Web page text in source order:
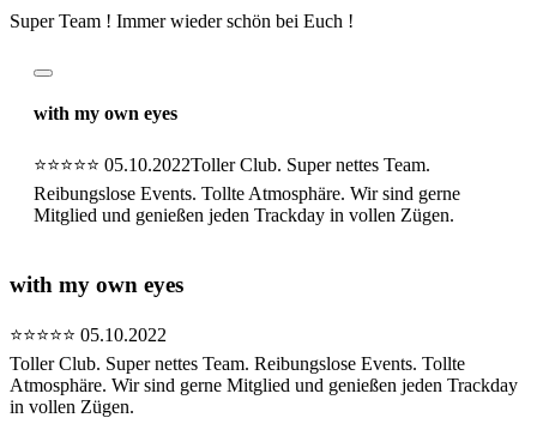
Super Team ! Immer wieder schön bei Euch !
with my own eyes
⭐⭐⭐⭐⭐ 05.10.2022Toller Club. Super nettes Team.
Reibungslose Events. Tollte Atmosphäre. Wir sind gerne
Mitglied und genießen jeden Trackday in vollen Zügen.
with my own eyes
⭐⭐⭐⭐⭐ 05.10.2022
Toller Club. Super nettes Team. Reibungslose Events. Tollte
Atmosphäre. Wir sind gerne Mitglied und genießen jeden Trackday
in vollen Zügen.